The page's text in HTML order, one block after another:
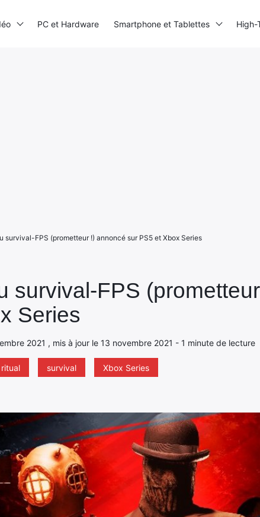
survival-FPS
Series
2021 , mis à jour le 13 novembre 2021 - 1 minute de lecture
survival Xbox Series
survival-FPS (prometteur !) annoncé sur PS5 et Xbox Series
PC et Hardware Smartphone et Tablettes High-